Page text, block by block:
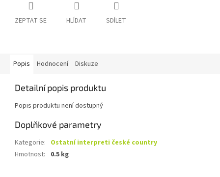
ZEPTAT SE HLÍDAT SDÍLET
Popis Hodnocení Diskuze
Detailní popis produktu
Popis produktu není dostupný
Doplňkové parametry
Kategorie: Ostatní interpreti české country
Hmotnost: 0.5 kg